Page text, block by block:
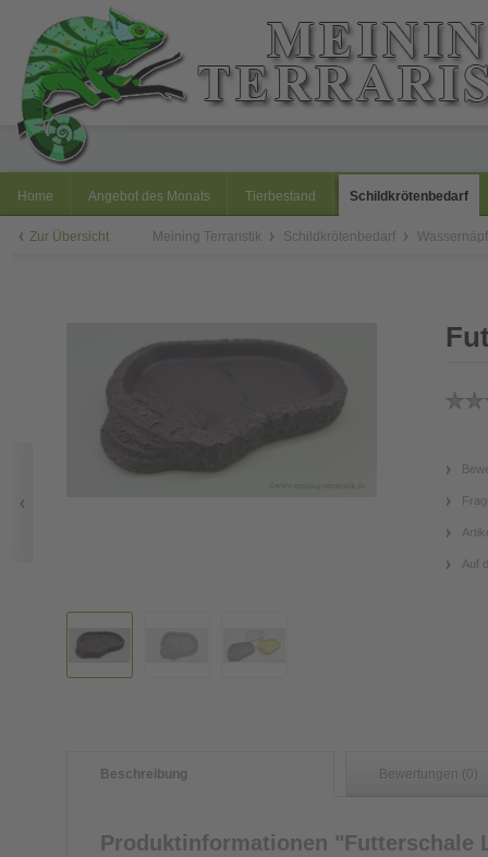
Home Angebot des Monats Tierbestand Schildkrötenbedarf
Zur Übersicht Meining Terraristik Schildkrötenbedarf
Auf
Beschreibung Bewertungen (0)
Produktinformationen "Futterschale